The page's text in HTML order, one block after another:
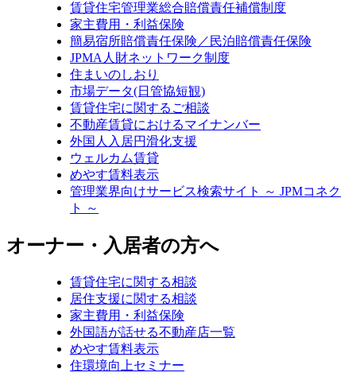
賃貸住宅管理業総合賠償責任補償制度
家主費用・利益保険
簡易宿所賠償責任保険／民泊賠償責任保険
JPMA人財ネットワーク制度
住まいのしおり
市場データ(日管協短観)
賃貸住宅に関するご相談
不動産賃貸におけるマイナンバー
外国人入居円滑化支援
ウェルカム賃貸
めやす賃料表示
管理業界向けサービス検索サイト ～ JPMコネク
ト ～
オーナー・入居者の方へ
賃貸住宅に関する相談
居住支援に関する相談
家主費用・利益保険
外国語が話せる不動産店一覧
めやす賃料表示
住環境向上セミナー